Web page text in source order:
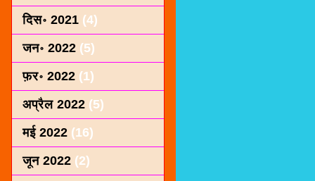
दिस॰ 2021 (4)
जन॰ 2022 (5)
फ़र॰ 2022 (1)
अप्रैल 2022 (5)
मई 2022 (16)
जून 2022 (2)